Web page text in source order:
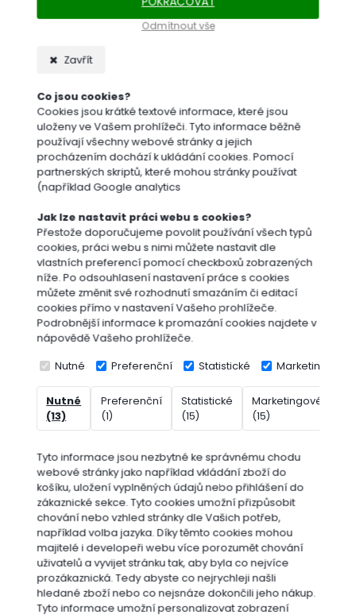
Odmítnout vše
Zavřít
Co jsou cookies?
Cookies jsou krátké textové informace, které jsou
uloženy ve Vašem prohlížeči. Tyto informace běžně
používají všechny webové stránky a jejich
procházením dochází k ukládání cookies. Pomocí
partnerských skriptů, které mohou stránky používat
(například Google analytics
Jak lze nastavit práci webu s cookies?
Přestože doporučujeme povolit používání všech typů
cookies, práci webu s nimi můžete nastavit dle
vlastních preferencí pomocí checkboxů zobrazených
níže. Po odsouhlasení nastavení práce s cookies
můžete změnit své rozhodnutí smazáním či editací
cookies přímo v nastavení Vašeho prohlížeče.
Podrobnější informace k promazání cookies najdete v
nápovědě Vašeho prohlížeče.
Nutné Preferenční Statistické Marketingové
Nutné
(13)
Preferenční
(1)
Statistické
(15)
Marketingové
(15)
Tyto informace jsou nezbytné ke správnému chodu
webové stránky jako například vkládání zboží do
košíku, uložení vyplněných údajů nebo přihlášení do
zákaznické sekce. Tyto cookies umožní přizpůsobit
chování nebo vzhled stránky dle Vašich potřeb,
například volba jazyka. Díky těmto cookies mohou
majitelé i developeři webu více porozumět chování
uživatelů a vyvijet stránku tak, aby byla co nejvíce
prozákaznická. Tedy abyste co nejrychleji našli
hledané zboží nebo co nejsnáze dokončili jeho nákup.
Tyto informace umožní personalizovat zobrazení
SUBSTRÁTY A MULČOVÁNÍ
OSIVA A SEMÍNKA